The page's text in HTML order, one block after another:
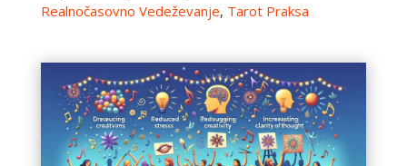
Realnočasovno Vedeževanje, Tarot Praksa